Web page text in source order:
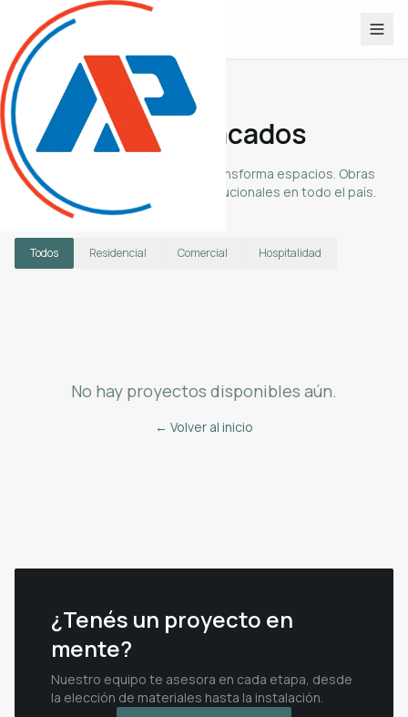
aluplast
INSPIRACIÓN
Proyectos destacados
Descubrí cómo Aluplast Design transforma espacios. Obras
residenciales, comerciales e institucionales en todo el país.
Todos Residencial Comercial Hospitalidad
No hay proyectos disponibles aún.
← Volver al inicio
¿Tenés un proyecto en
mente?
Nuestro equipo te asesora en cada etapa, desde
la elección de materiales hasta la instalación.